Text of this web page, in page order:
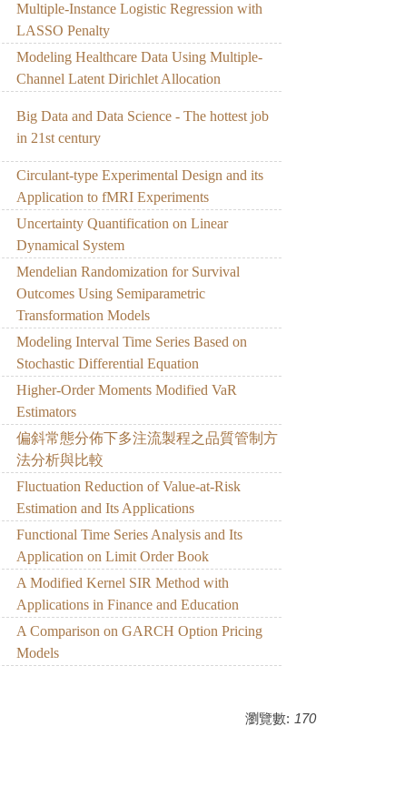
Multiple-Instance Logistic Regression with
LASSO Penalty
Modeling Healthcare Data Using Multiple-
Channel Latent Dirichlet Allocation
Big Data and Data Science - The hottest job
in 21st century
Circulant-type Experimental Design and its
Application to fMRI Experiments
Uncertainty Quantification on Linear
Dynamical System
Mendelian Randomization for Survival
Outcomes Using Semiparametric
Transformation Models
Modeling Interval Time Series Based on
Stochastic Differential Equation
Higher-Order Moments Modified VaR
Estimators
偏斜常態分佈下多注流製程之品質管制方
法分析與比較
Fluctuation Reduction of Value-at-Risk
Estimation and Its Applications
Functional Time Series Analysis and Its
Application on Limit Order Book
A Modified Kernel SIR Method with
Applications in Finance and Education
A Comparison on GARCH Option Pricing
Models
瀏覽數: 170